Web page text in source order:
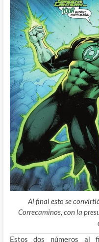
Al final esto se
Correcaminos, con la
Estos dos números al